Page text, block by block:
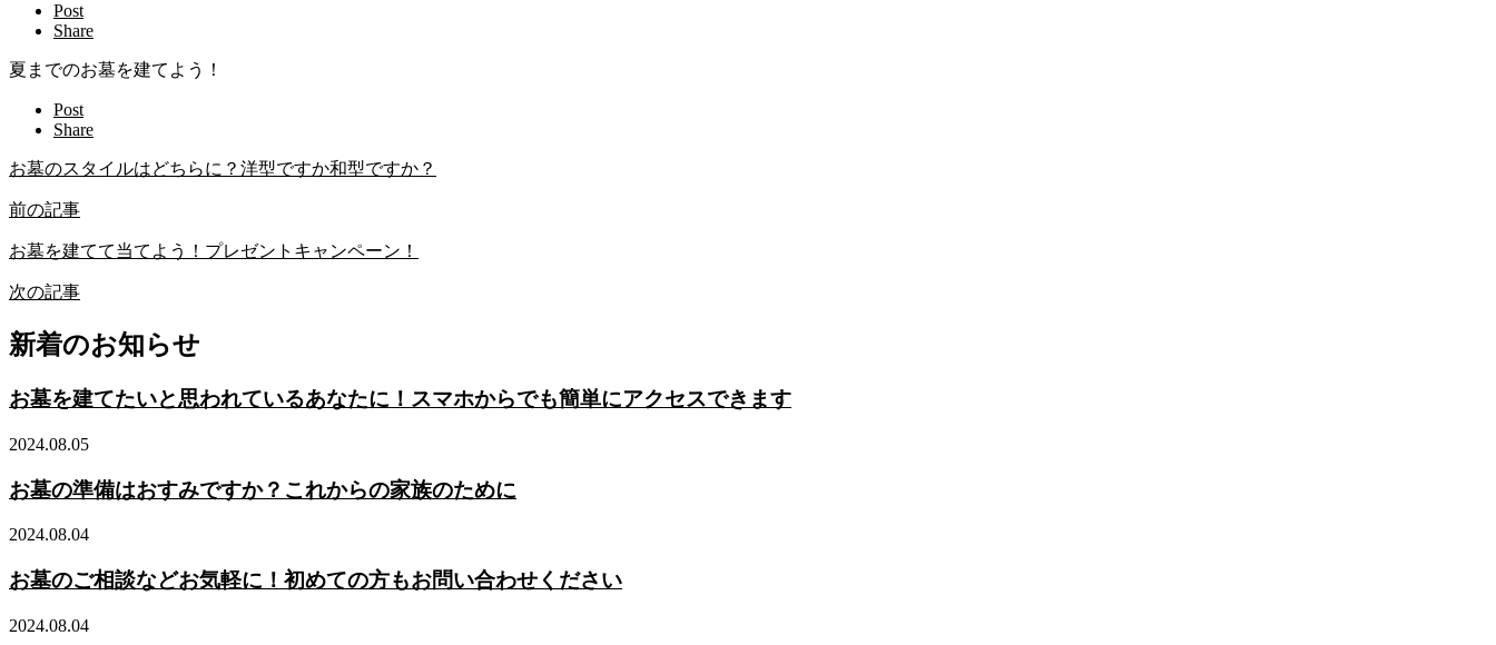
Post
Share
夏までのお墓を建てよう！
Post
Share
お墓のスタイルはどちらに？洋型ですか和型ですか？
前の記事
お墓を建てて当てよう！プレゼントキャンペーン！
次の記事
新着のお知らせ
お墓を建てたいと思われているあなたに！スマホからでも簡単にアクセスできます
2024.08.05
お墓の準備はおすみですか？これからの家族のために
2024.08.04
お墓のご相談などお気軽に！初めての方もお問い合わせください
2024.08.04